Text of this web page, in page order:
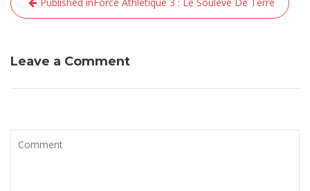
de
Published inForce Athlétique 3 : Le Soulevé De Terre
Leave a Comment